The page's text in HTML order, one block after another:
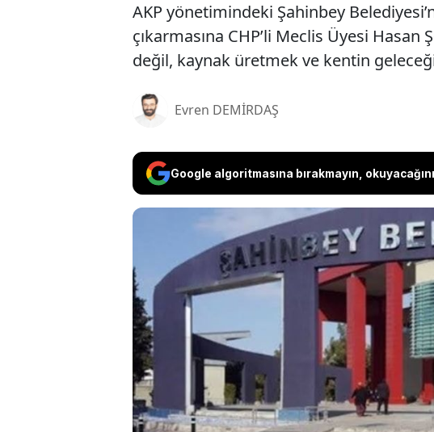
AKP yönetimindeki Şahinbey
çıkarmasına CHP’li Meclis Üyesi
değil, kaynak üretmek ve kentin
Evren DEMİRDAŞ
Google algoritmasına bırakmayın,
AKP yönetimindeki
değerindeki belediye
Üyesi Hasan Şencan tepki
mallarını satmak değil,
korumaktır” dedi.